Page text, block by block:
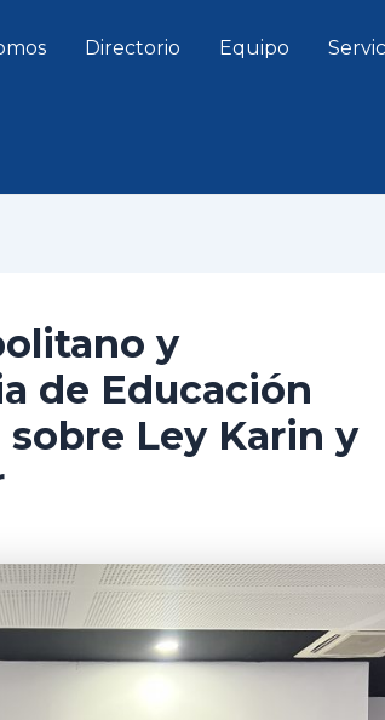
Directorio Equipo
y
de Educación
Ley Karin y